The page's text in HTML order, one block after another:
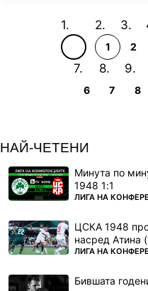
1 2
6 7 8
НАЙ-ЧЕТЕНИ
Минута по
1948 1:1
ПОВЕЧЕ ОТ
ЛИГА НА
ЦСКА 1948
насред Атина
ПОВЕЧЕ ОТ
ЛИГА НА
Бившата